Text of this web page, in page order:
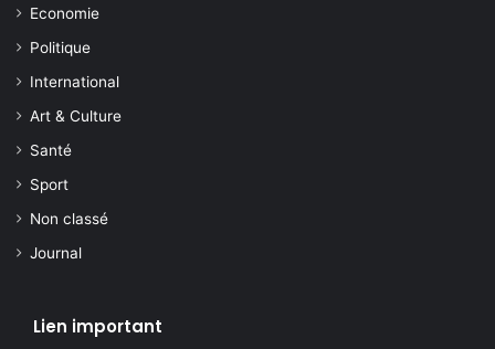
Economie
Politique
International
Art & Culture
Santé
Sport
Non classé
Journal
Lien important